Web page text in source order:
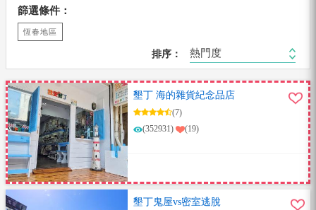
篩選條件：
恆春地區
排序： 熱門度
墾丁 海的雜貨紀念品店
(7)
(352931)
(19)
墾丁鬼屋vs密室逃脫